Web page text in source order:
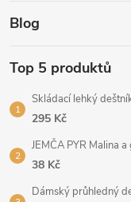
Blog
Top 5 produktů
Skládací lehký
295 Kč
JEMČA PYR Malina
38 Kč
Dámský průhledný